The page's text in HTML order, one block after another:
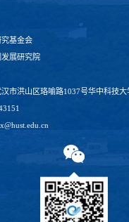
基金会
展研究院
市洪山区珞喻路1037号华中科技大